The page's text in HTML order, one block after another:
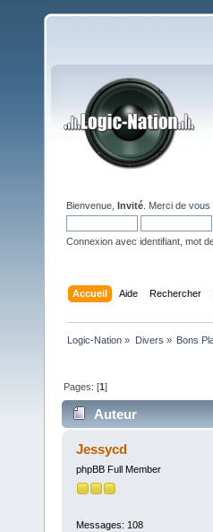
Bienvenue, Invité . Merci de vous
Connexion avec identifiant, mot
Accueil Aide Rechercher
Logic-Nation » Divers » Bons
Pages: [1]
Auteur
Jessycd
phpBB Full Member
Messages: 108